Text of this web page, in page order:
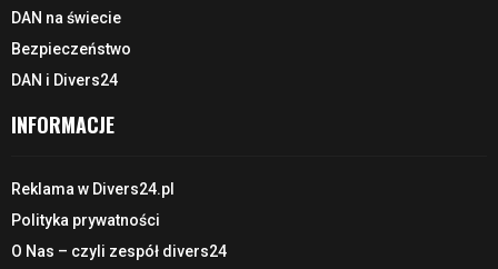
DAN na świecie
Bezpieczeństwo
DAN i Divers24
INFORMACJE
Reklama w Divers24.pl
Polityka prywatności
O Nas – czyli zespół divers24